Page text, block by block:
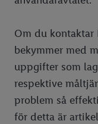
Om du kontaktar
bekymmer med
uppgifter som
respektive
problem så
för detta är